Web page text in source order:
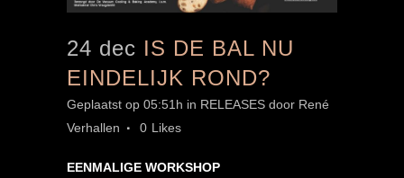
24 dec IS DE BAL NU
EINDELIJK ROND?
Geplaatst op 05:51h in RELEASES door René
Verhallen
0 Likes
EENMALIGE WORKSHOP